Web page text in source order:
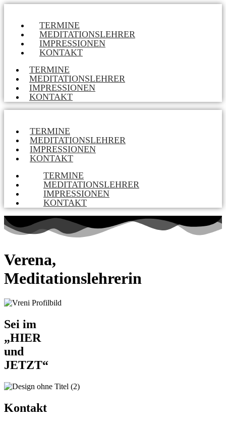
TERMINE
MEDITATIONSLEHRER
IMPRESSIONEN
KONTAKT
TERMINE
MEDITATIONSLEHRER
IMPRESSIONEN
KONTAKT
TERMINE
MEDITATIONSLEHRER
IMPRESSIONEN
KONTAKT
TERMINE
MEDITATIONSLEHRER
IMPRESSIONEN
KONTAKT
Verena,
Meditationslehrerin
Sei im
„HIER
und
JETZT“
Kontakt